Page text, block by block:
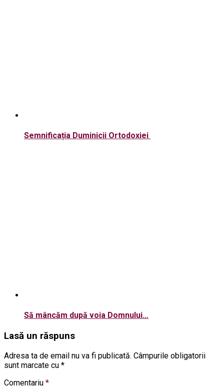
Semnificația Duminicii Ortodoxiei
Să mâncăm după voia Domnului…
Lasă un răspuns
Adresa ta de email nu va fi publicată. Câmpurile obligatorii
sunt marcate cu *
Comentariu *